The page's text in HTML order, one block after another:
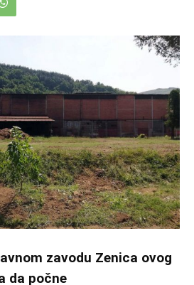
zavodu Zenica ovog
da počne